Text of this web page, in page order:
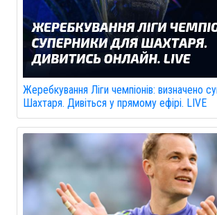
Жеребкування Ліги чемпіонів: визначено
Шахтаря. Дивіться у прямому ефірі. LIVE